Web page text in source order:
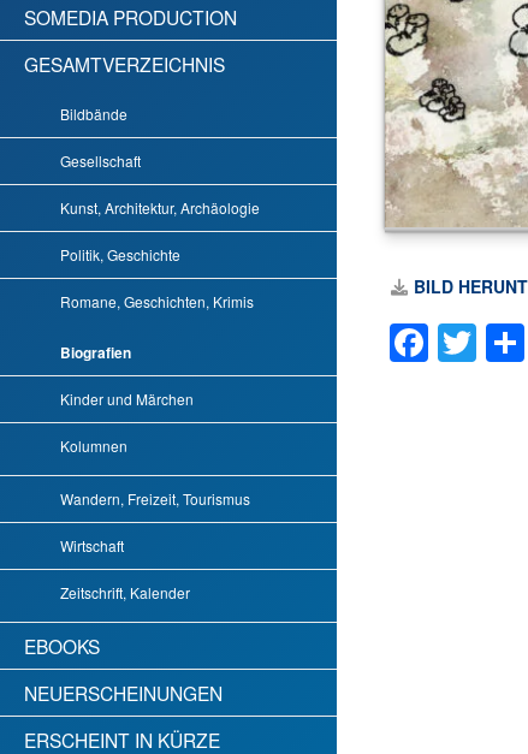
BILD
SOMEDIA PRODUCTION
GESAMTVERZEICHNIS
Bildbände
Gesellschaft
Kunst, Architektur, Archäologie
Politik, Geschichte
Romane, Geschichten, Krimis
Biografien
Kinder und Märchen
Kolumnen
Wandern, Freizeit, Tourismus
Wirtschaft
Zeitschrift, Kalender
EBOOKS
NEUERSCHEINUNGEN
ERSCHEINT IN KÜRZE